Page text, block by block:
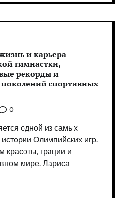
и карьера
гимнастки,
рекорды и
поколений спортивных
0
одной из самых
Олимпийских игр.
красоты, грации и
мире. Лариса